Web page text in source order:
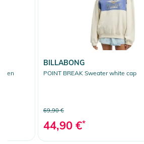
BILLABONG
POINT BREAK Sweater white cap
69,90 €
44,90 €*